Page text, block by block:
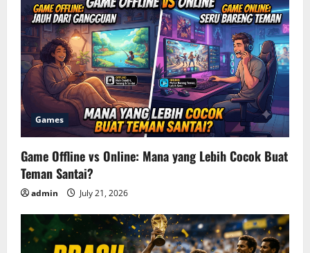
Games
Game Offline vs Online: Mana yang Lebih Cocok Buat
Teman Santai?
admin July 21, 2026